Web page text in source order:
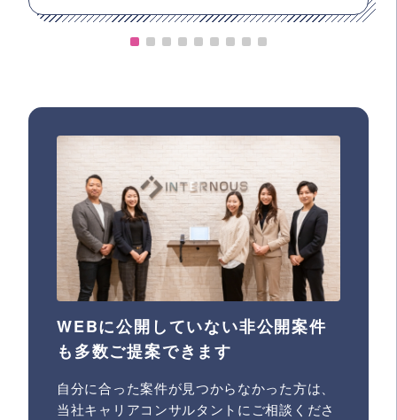
WEBに公開していない非公開案件
も多数ご提案できます
自分に合った案件が見つからなかった方は、
当社キャリアコンサルタントにご相談くださ